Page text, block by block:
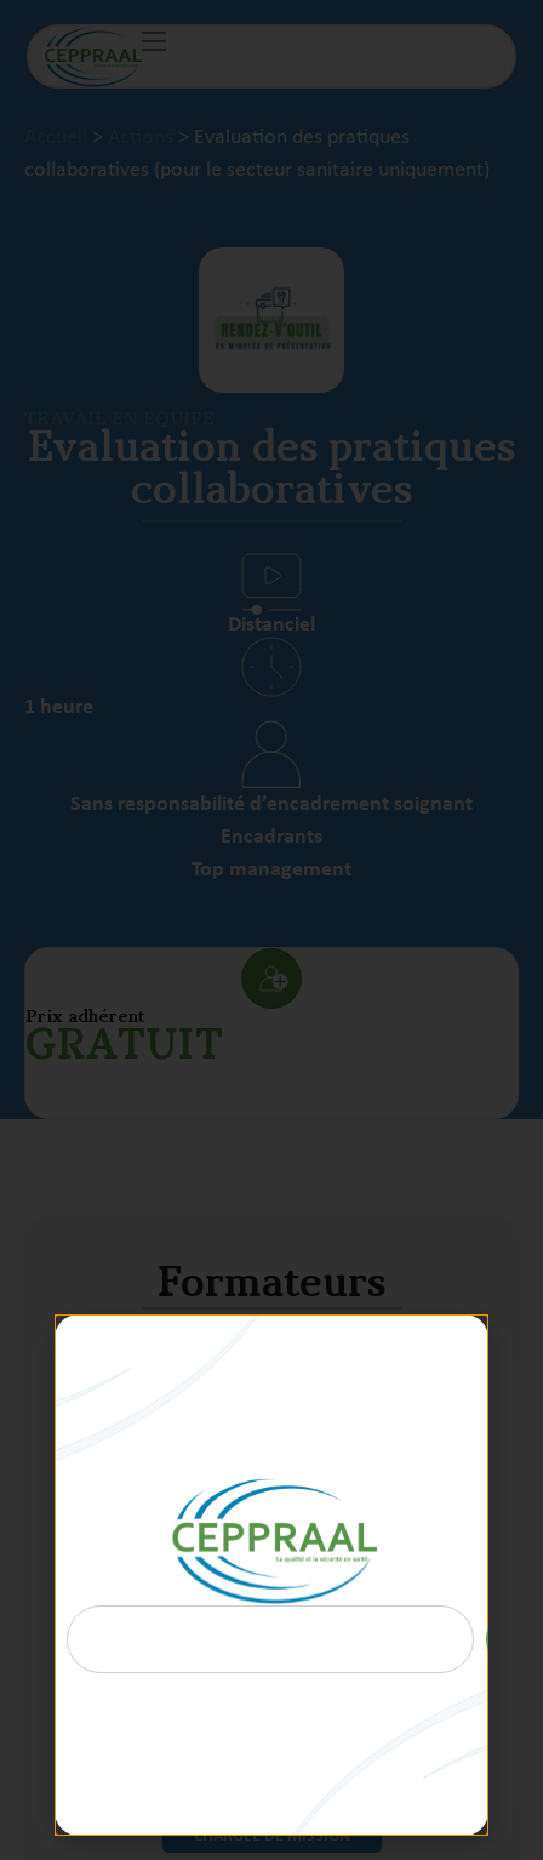
> > Evaluation des pratiques
collaboratives (pour le secteur sanitaire uniquement)
Evaluation des pratiques
collaboratives
Distanciel
1 heure
Sans responsabilité d’encadrement soignant
Encadrants
Top management
Prix adhérent
GRATUIT
Formateurs
PerrineBADOL-VAN STRAATEN
CO-DIRECTRICE
GENEVOIS
CHARGÉE DE MISSION